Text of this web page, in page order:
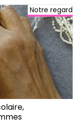
Notre regard